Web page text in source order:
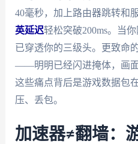
40毫秒，加上路由器跳转和
英延迟轻松突破200ms。当
已穿透你的三级头。更致命
——明明已经闪进掩体，画面
这些痛点背后是游戏数据包
压、丢包。
加速器≠翻墙：